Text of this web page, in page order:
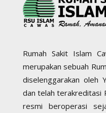
Rumah Sakit Islam
merupakan sebuah
diselenggarakan oleh
dan telah terakreditasi
resmi beroperasi